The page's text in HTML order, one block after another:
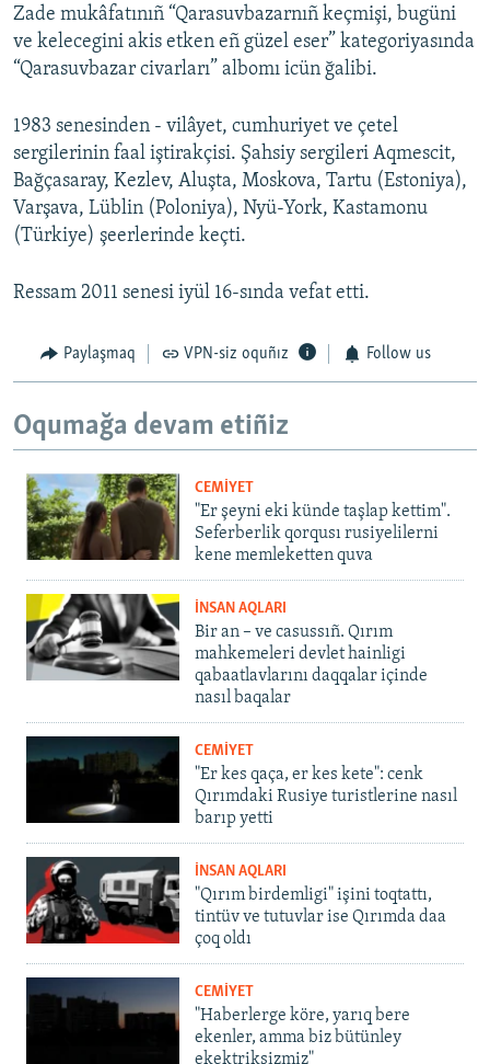
Zade mukâfatınıñ “Qarasuvbazarnıñ keçmişi, bugüni
ve kelecegini akis etken eñ güzel eser” kategoriyasında
“Qarasuvbazar civarları” albomı icün ğalibi.
1983 senesinden - vilâyet, cumhuriyet ve çetel
sergilerinin faal iştirakçisi. Şahsiy sergileri Aqmescit,
Bağçasaray, Kezlev, Aluşta, Moskova, Tartu (Estoniya),
Varşava, Lüblin (Poloniya), Nyü-York, Kastamonu
(Türkiye) şeerlerinde keçti.
Ressam 2011 senesi iyül 16-sında vefat etti.
Paylaşmaq VPN-siz oquñız Follow us
Oqumağa devam etiñiz
CEMİYET
"Er şeyni eki künde taşlap kettim".
Seferberlik qorqusı rusiyelilerni
kene memleketten quva
İNSAN AQLARI
Bir an – ve casussıñ. Qırım
mahkemeleri devlet hainligi
qabaatlavlarını daqqalar içinde
nasıl baqalar
CEMİYET
"Er kes qaça, er kes kete": cenk
Qırımdaki Rusiye turistlerine nasıl
barıp yetti
İNSAN AQLARI
"Qırım birdemligi" işini toqtattı,
tintüv ve tutuvlar ise Qırımda daa
çoq oldı
CEMİYET
"Haberlerge köre, yarıq bere
ekenler, amma biz bütünley
ekektriksizmiz"